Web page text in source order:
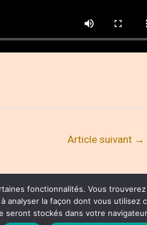
Article suivant →
Copyright © 2026
fonctionnalités. Vous
la façon dont vous
stockés dans votre